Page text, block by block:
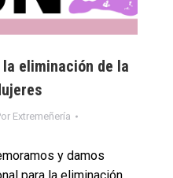
eliminación de la
Extremeñería
y damos
para la eliminación